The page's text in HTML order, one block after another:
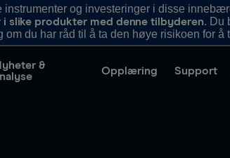
og investeringer i disse
slike produkter med denne tilbyderen. Du
om du har råd til å ta den høye risikoen for å
&
Opplæring Support